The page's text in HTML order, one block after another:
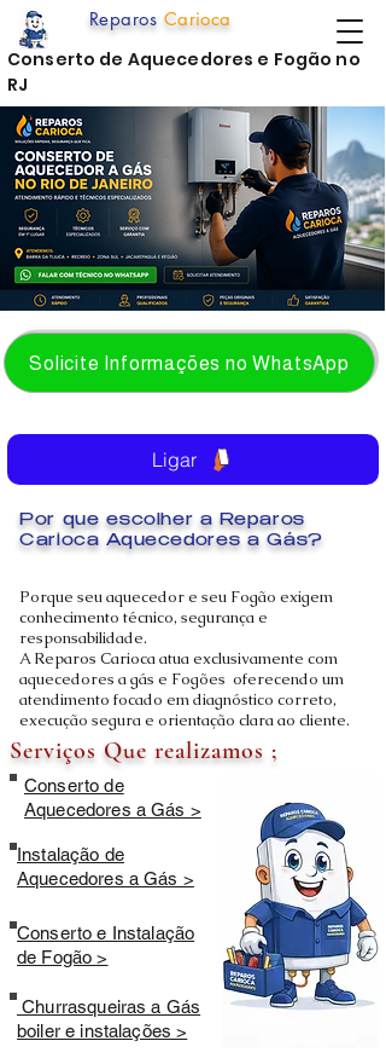
Solicite Informações no WhatsApp
Porque seu aquecedor e seu Fogão exigem
conhecimento técnico, segurança e
responsabilidade.
A Reparos Carioca atua exclusivamente com
aquecedores a gás e Fogões oferecendo um
atendimento focado em diagnóstico correto,
execução segura e orientação clara ao cliente.
Reparos Carioca
Por que escolher a Reparos
Carioca Aquecedores a Gás?
Serviços Que realizamos ;
Conserto de
Aquecedores a Gás >
Instalação de
Aquecedores a Gás >
Conserto e Instalação
de Fogão >
Churrasqueiras a Gás
boiler e instalações >
Ligar
Conserto de Aquecedores e Fogão no
RJ